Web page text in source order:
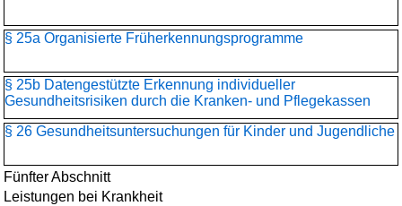
§ 25a Organisierte Früherkennungsprogramme
§ 25b Datengestützte Erkennung individueller
Gesundheitsrisiken durch die Kranken- und Pflegekassen
§ 26 Gesundheitsuntersuchungen für Kinder und Jugendliche
Fünfter Abschnitt
Leistungen bei Krankheit